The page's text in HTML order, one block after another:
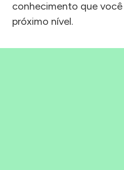
conhecimento que você
próximo nível.